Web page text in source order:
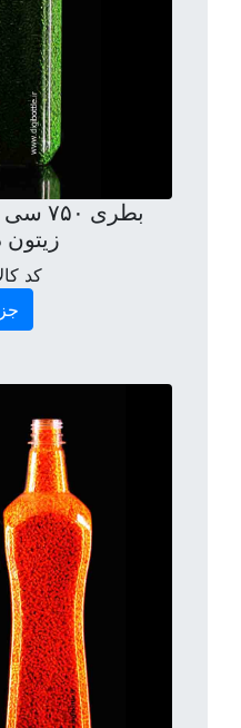
زیتون
کد